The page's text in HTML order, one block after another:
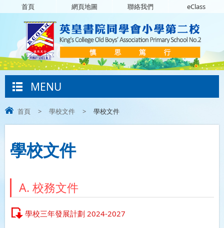
首頁 網頁地圖 聯絡我們 eClass
MENU
首頁 > 學校文件 > 學校文件
學校文件
A. 校務文件
學校三年發展計劃 2024-2027